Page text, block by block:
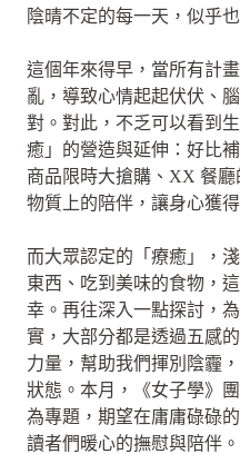
陰晴不定的每一天，似乎
這個年來得早，當所有計
亂，導致心情起起伏伏、
對。對此，不乏可以看到
癒」的營造與延伸：好比
商品限時大搶購、XX 餐
物質上的陪伴，讓身心獲
而大眾認定的「療癒」，
東西、吃到美味的食物，
幸。再往深入一點探討，
實，大部分都是透過五感
力量，幫助我們揮別陰霾
狀態。本月，《女子學》
為專題，期望在庸庸碌碌
讀者們暖心的撫慰與陪伴。